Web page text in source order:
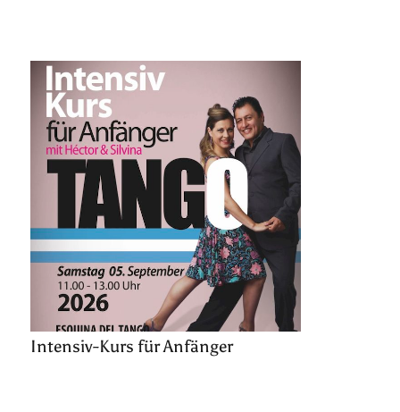
Intensiv-Kurs für Anfänger